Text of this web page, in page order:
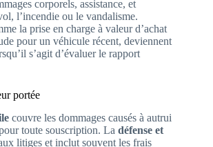
corporels, assistance, et
l’incendie ou le vandalisme.
la prise en charge à valeur d’achat
pour un véhicule récent, deviennent
s’agit d’évaluer le rapport
portée
couvre les dommages causés à autrui
toute souscription. La défense et
litiges et inclut souvent les frais